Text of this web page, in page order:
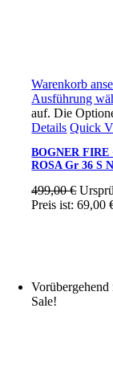
Warenkorb
Ausführung
auf. Die
Details Quick
BOGNER
ROSA Gr 36 S
499,00€
Preis ist: 69,00
Sale!